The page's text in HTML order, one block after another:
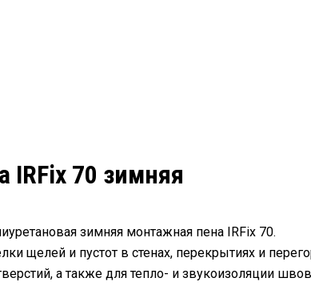
IRFix 70 зимняя
зимняя монтажная пена IRFix 70.
щелей и пустот в стенах, перекрытиях и
а также для тепло- и звукоизоляции